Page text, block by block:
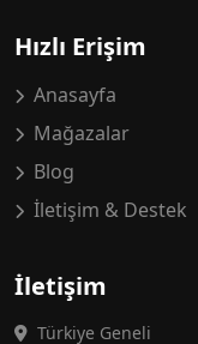
Hızlı Erişim
Anasayfa
Mağazalar
Blog
İletişim & Destek
İletişim
Türkiye Geneli